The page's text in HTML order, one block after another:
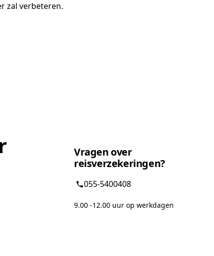
zal verbeteren.
Vragen over
reisverzekeringen?
055-5400408
9.00 -12.00 uur op werkdagen